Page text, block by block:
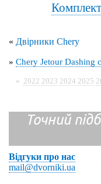
« Двірники Chery
» Chery Jetour Dashing
» 2022 2023 2024 2025
Точний
Відгуки про нас
mail@dvorniki.ua